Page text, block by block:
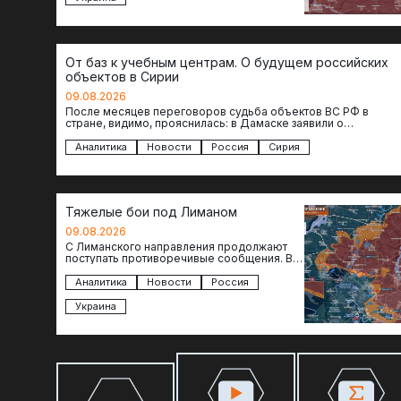
От баз к учебным центрам. О будущем российских
объектов в Сирии
09.08.2026
После месяцев переговоров судьба объектов ВС РФ в
стране, видимо, прояснилась: в Дамаске заявили о
Аналитика Новости Россия Сирия
Тяжелые бои под Лиманом
09.08.2026
С Лиманского направления продолжают
поступать противоречивые сообщения. В
продолжаются ожесточенные бои, а из
некоторых уже длительное время…
Аналитика Новости
Россия
Украина